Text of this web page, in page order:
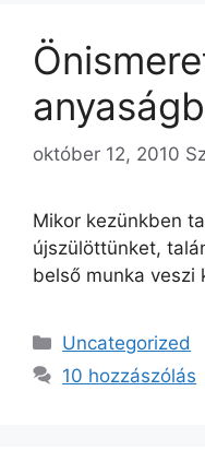
október 12, 2010
Mikor kezünkben
újszülöttünket,
belső munka veszi
Kategória
Uncategorized
10 hozzászólás